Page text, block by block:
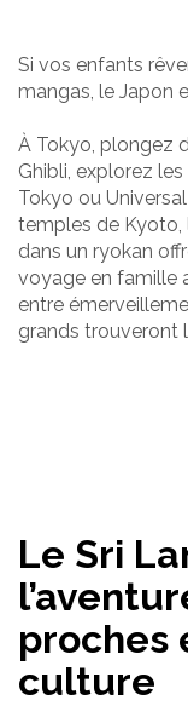
Si vos enfants
mangas, le Japon
À Tokyo, plongez
Ghibli, explorez
Tokyo ou
temples de Kyoto,
dans un ryokan
voyage en famille
entre
grands trouveront
Le Sri
proches
culture